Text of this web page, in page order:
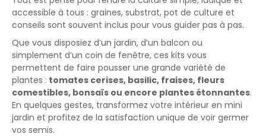
accessible à tous : graines, substrat, pot de culture et
conseils sont souvent inclus pour vous guider pas à pas.
Que vous disposiez d’un jardin, d’un balcon ou
simplement d’un coin de fenêtre, ces kits vous
permettent de faire pousser une grande variété de
plantes : tomates cerises, basilic, fraises, fleurs
comestibles, bonsaïs ou encore plantes étonnantes.
En quelques gestes, transformez votre intérieur en mini
jardin et profitez de la satisfaction unique de voir germer
vos semis.